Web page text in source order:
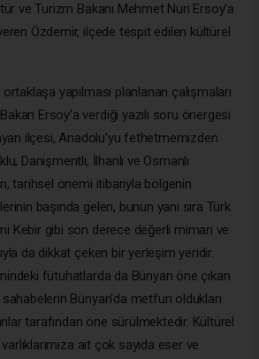
ve Turizm Bakanı Mehmet Nuri Ersoy'a
Özdemir, ilçede tespit edilen kültürel
yapılması planlanan çalışmaları
Ersoy'a verdiği yazılı soru önergesi
ilçesi, Anadolu'yu fethetmemizden
Danişmentli, İlhanlı ve Osmanlı
tarihsel önemi itibarıyla bölgenin
başında gelen, bunun yanı sıra Türk
Kebir gibi son derece değerli mimari ve
da dikkat çeken bir yerleşim yeridir.
fütuhatlarda da Bünyan öne çıkan
Bünyan'da metfun oldukları
tarafından öne sürülmektedir. Kültürel
ait çok sayıda eser ve